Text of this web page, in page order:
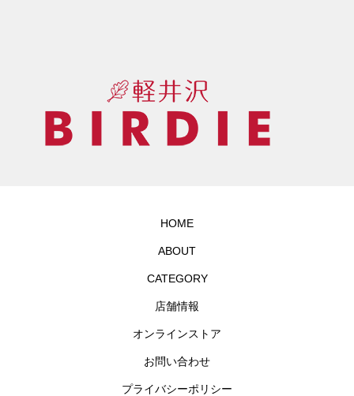
HOME
ABOUT
CATEGORY
店舗情報
オンラインストア
お問い合わせ
プライバシーポリシー